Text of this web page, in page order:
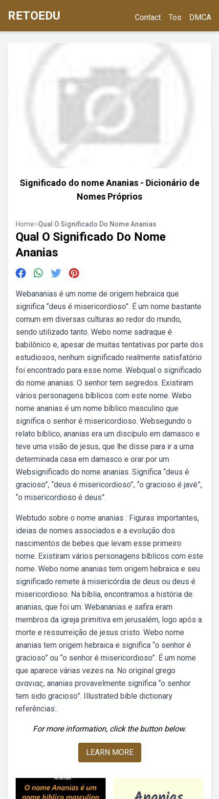
RETOEDU Contact Tos DMCA
Significado do nome Ananias - Dicionário de
Nomes Próprios
Home>Qual O Significado Do Nome Ananias
Qual O Significado Do Nome
Ananias
Webananias é um nome de origem hebraica que
significa “deus é misericordioso”. É um nome bastante
comum em diversas culturas ao redor do mundo,
sendo utilizado tanto. Webo nome sadraque é
babilônico e, apesar de muitas tentativas por parte dos
estudiosos, nenhum significado realmente satisfatório
foi encontrado para esse nome. Webqual o significado
do nome ananias: O senhor tem segredos. Existiram
vários personagens bíblicos com este nome. Webo
nome ananias é um nome bíblico masculino que
significa o senhor é misericordioso. Websegundo o
relato bíblico, ananias era um discípulo em damasco e
teve uma visão de jesus, que lhe disse para ir a uma
determinada casa em damasco e orar por um.
Websignificado do nome ananias. Significa “deus é
gracioso”, “deus é misericordioso”, “o gracioso é javé”,
“o misericordioso é deus”.
Webtudo sobre o nome ananias : Figuras importantes,
ideias de nomes associados e a evolução dos
nascimentos de bebes que levam esse primeiro
nome. Existiram vários personagens bíblicos com este
nome. Webo nome ananias tem origem hebraica e seu
significado remete à misericórdia de deus ou deus é
misericordioso. Na bíblia, encontramos a história de
ananias, que foi um. Webananias e safira eram
membros da igreja primitiva em jerusalém, logo após a
morte e ressurreição de jesus cristo. Webo nome
ananias tem origem hebraica e significa “o senhor é
gracioso” ou “o senhor é misericordioso”. É um nome
que aparece várias vezes na. No original grego
ανανιας, ananias provavelmente significa “o senhor
tem sido gracioso”. Illustrated bible dictionary
referências:.
For more information, click the button below.
LEARN MORE